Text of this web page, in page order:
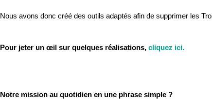
Nous avons donc créé des outils adaptés afin de supprimer les
Pour jeter un œil sur quelques réalisations, cliquez ici.
Notre mission au quotidien en une phrase simple ?